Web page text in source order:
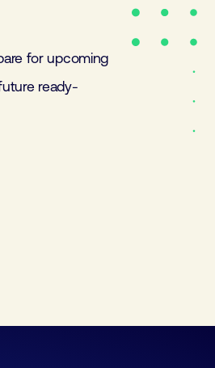
for upcoming
ready-